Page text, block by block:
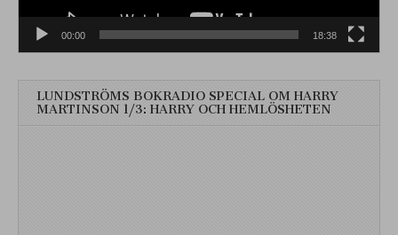
00:00 18:38
LUNDSTRÖMS BOKRADIO SPECIAL OM HARRY
MARTINSON 1/3: HARRY OCH HEMLÖSHETEN